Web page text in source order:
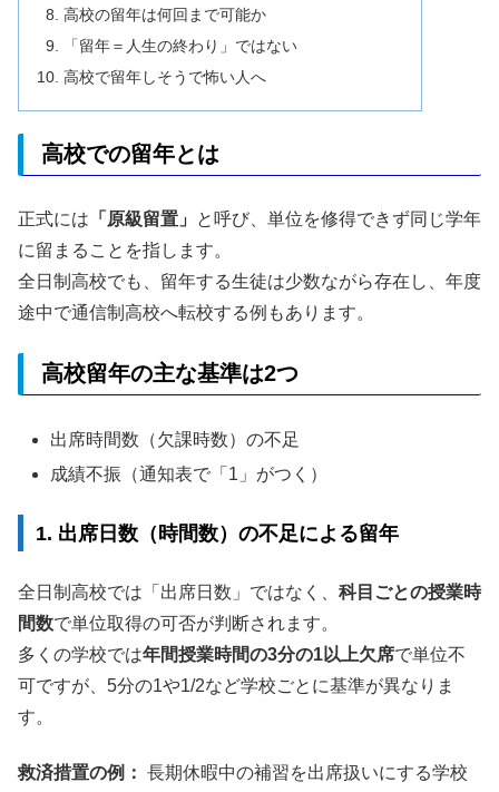
高校の留年は何回まで可能か
「留年＝人生の終わり」ではない
高校で留年しそうで怖い人へ
高校での留年とは
正式には 「原級留置」
と呼び、単位を修得できず同じ学年
に留まることを指します。
全日制高校でも、留年する生徒は少数ながら存在し、年度
途中で通信制高校へ転校する例もあります。
高校留年の主な基準は2つ
出席時間数（欠課時数）の不足
成績不振（通知表で「1」がつく）
1. 出席日数（時間数）の不足による留年
全日制高校では「出席日数」ではなく、 科目ごとの授業時
間数で単位取得の可否が判断されます。
多くの学校では年間授業時間の3分の1以上欠席で単位不
可ですが、5分の1や1/2など学校ごとに基準が異なりま
す。
救済措置の例： 長期休暇中の補習を出席扱いにする学校